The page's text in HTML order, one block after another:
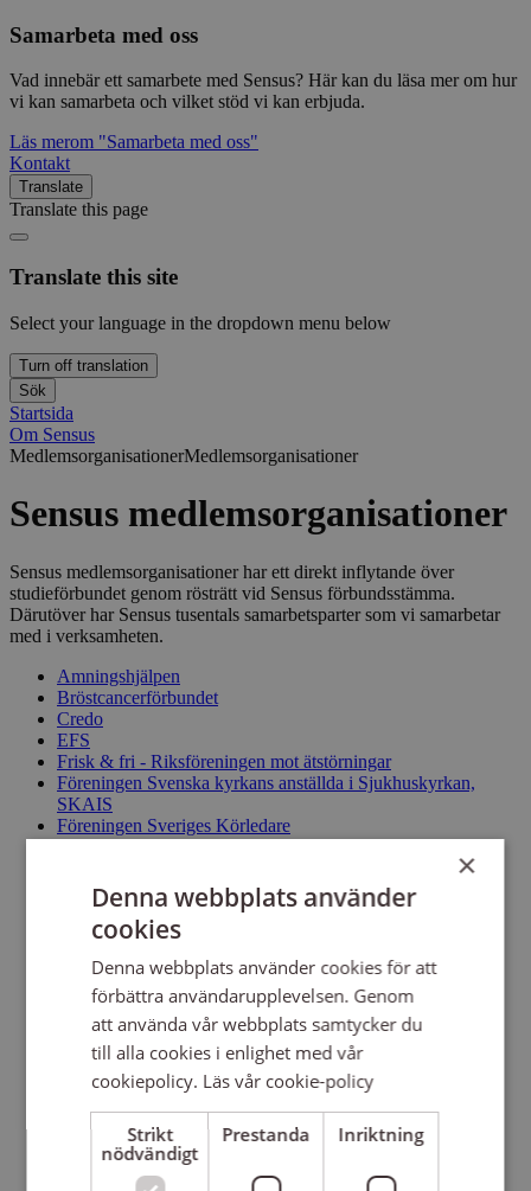
Samarbeta med oss
Vad innebär ett samarbete med Sensus? Här kan du läsa mer om hur
vi kan samarbeta och vilket stöd vi kan erbjuda.
Läs merom "Samarbeta med oss"
Kontakt
Translate
Translate this page
Translate this site
Select your language in the dropdown menu below
Turn off translation
Sök
Startsida
Om Sensus
MedlemsorganisationerMedlemsorganisationer
Sensus medlemsorganisationer
Sensus medlemsorganisationer har ett direkt inflytande över
studieförbundet genom rösträtt vid Sensus förbundsstämma.
Därutöver har Sensus tusentals samarbetsparter som vi samarbetar
med i verksamheten.
Amningshjälpen
Bröstcancerförbundet
Credo
EFS
Frisk & fri - Riksföreningen mot ätstörningar
Föreningen Svenska kyrkans anställda i Sjukhuskyrkan,
SKAIS
Föreningen Sveriges Körledare
KFUM Sverige
Kvinnor i Svenska kyrkan
Kyrkans Akademikerförbund
Kyrkosångsförbundet i Svenska kyrkan
Mandeiska Föreningen i Stockholm
Mandeiska trossamfundet i Sverige och Finland
Pipeline Sundsvalls Musikforum
Riksförbundet EKHO
Riksförbundet för SuicidPrevention och Efterlevandes Stöd,
Riksförbundet Sveriges Konstföreningar
Scouterna
SHEDO
×
Denna webbplats använder
cookies
Denna webbplats använder cookies för att
förbättra användarupplevelsen. Genom
att använda vår webbplats samtycker du
till alla cookies i enlighet med vår
cookiepolicy. Läs vår cookie-policy
Strikt
nödvändigt
Prestanda Inriktning